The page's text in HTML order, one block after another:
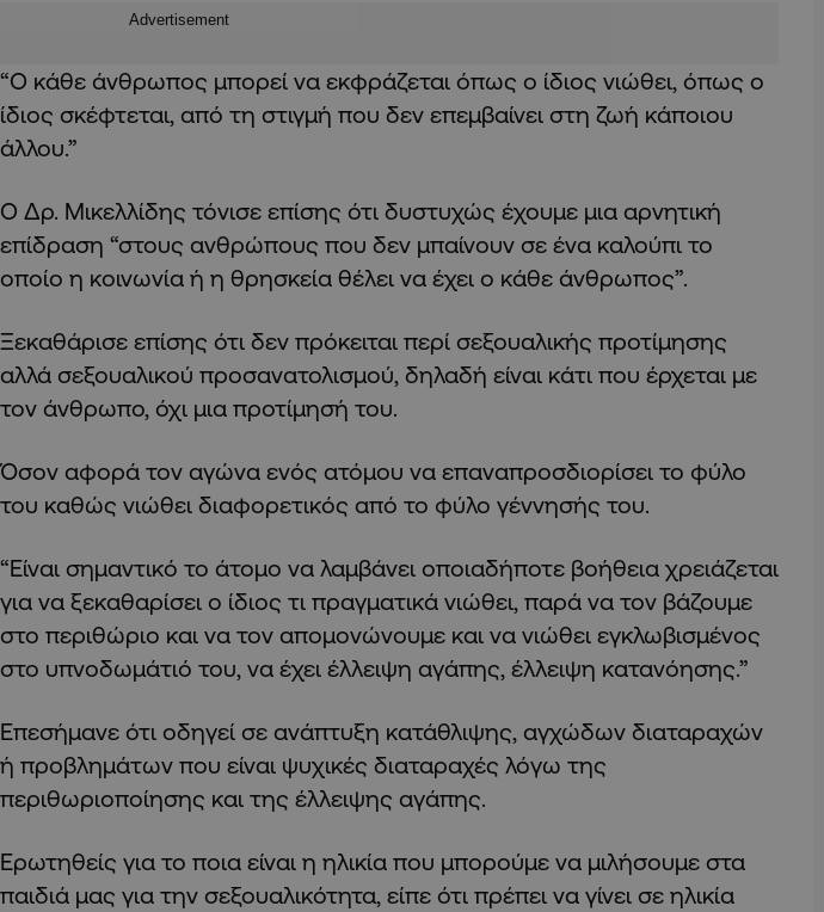
Advertisement
“Ο κάθε άνθρωπος μπορεί να εκφράζεται όπως ο ίδιος νιώθει, όπως ο
ίδιος σκέφτεται, από τη στιγμή που δεν επεμβαίνει στη ζωή κάποιου
άλλου.”
Ο Δρ. Μικελλίδης τόνισε επίσης ότι δυστυχώς έχουμε μια αρνητική
επίδραση “στους ανθρώπους που δεν μπαίνουν σε ένα καλούπι το
οποίο η κοινωνία ή η θρησκεία θέλει να έχει ο κάθε άνθρωπος”.
Ξεκαθάρισε επίσης ότι δεν πρόκειται περί σεξουαλικής προτίμησης
αλλά σεξουαλικού προσανατολισμού, δηλαδή είναι κάτι που έρχεται με
τον άνθρωπο, όχι μια προτίμησή του.
Όσον αφορά τον αγώνα ενός ατόμου να επαναπροσδιορίσει το φύλο
του καθώς νιώθει διαφορετικός από το φύλο γέννησής του.
“Είναι σημαντικό το άτομο να λαμβάνει οποιαδήποτε βοήθεια χρειάζεται
για να ξεκαθαρίσει ο ίδιος τι πραγματικά νιώθει, παρά να τον βάζουμε
στο περιθώριο και να τον απομονώνουμε και να νιώθει εγκλωβισμένος
στο υπνοδωμάτιό του, να έχει έλλειψη αγάπης, έλλειψη κατανόησης.”
Επεσήμανε ότι οδηγεί σε ανάπτυξη κατάθλιψης, αγχώδων διαταραχών
ή προβλημάτων που είναι ψυχικές διαταραχές λόγω της
περιθωριοποίησης και της έλλειψης αγάπης.
Ερωτηθείς για το ποια είναι η ηλικία που μπορούμε να μιλήσουμε στα
παιδιά μας για την σεξουαλικότητα, είπε ότι πρέπει να γίνει σε ηλικία